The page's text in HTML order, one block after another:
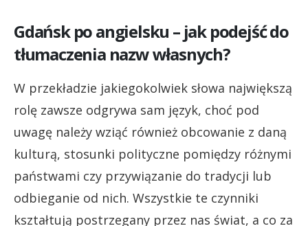
Gdańsk po angielsku – jak podejść do
tłumaczenia nazw własnych?
W przekładzie jakiegokolwiek słowa największą
rolę zawsze odgrywa sam język, choć pod
uwagę należy wziąć również obcowanie z daną
kulturą, stosunki polityczne pomiędzy różnymi
państwami czy przywiązanie do tradycji lub
odbieganie od nich. Wszystkie te czynniki
kształtują postrzegany przez nas świat, a co za